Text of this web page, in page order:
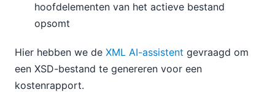
hoofdelementen van het actieve bestand
opsomt
Hier hebben we de XML AI-assistent gevraagd om
een XSD-bestand te genereren voor een
kostenrapport.